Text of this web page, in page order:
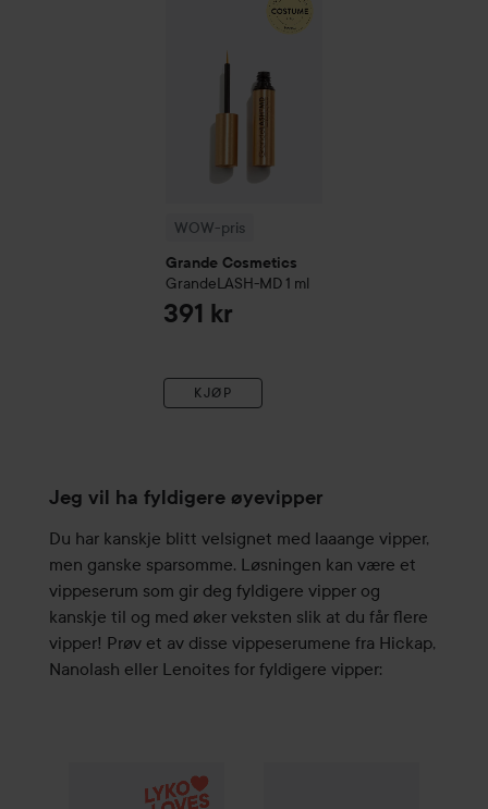
WOW-pris
Grande Cosmetics
GrandeLASH-MD 1 ml
391 kr
KJØP
Jeg vil ha fyldigere øyevipper
Du har kanskje blitt velsignet med laaange vipper,
men ganske sparsomme. Løsningen kan være et
vippeserum som gir deg fyldigere vipper og
kanskje til og med øker veksten slik at du får flere
vipper! Prøv et av disse vippeserumene fra Hickap,
Nanolash eller Lenoites for fyldigere vipper:
Lenoites